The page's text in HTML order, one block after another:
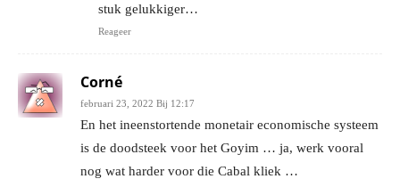
stuk gelukkiger…
Reageer
Corné
februari 23, 2022 Bij 12:17
En het ineenstortende monetair economische systeem
is de doodsteek voor het Goyim … ja, werk vooral
nog wat harder voor die Cabal kliek …